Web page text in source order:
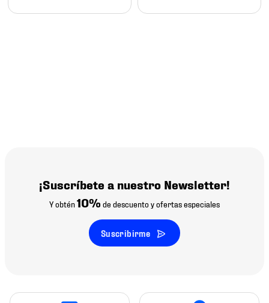
¡Suscríbete a nuestro Newsletter!
Y obtén10% de descuento y ofertas especiales
Suscribirme